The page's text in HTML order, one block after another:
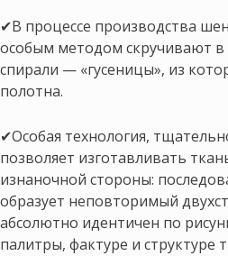
✔В процессе производства
особым методом скручивают в
спирали — «гусеницы», из
полотна.
✔Особая технология,
позволяет изготавливать
изнаночной стороны:
образует неповторимый
абсолютно идентичен по
палитры, фактуре и структуре